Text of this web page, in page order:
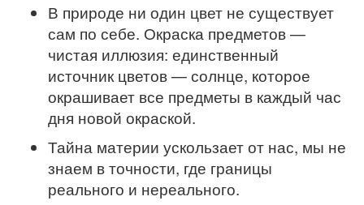
В природе ни один цвет не существует
сам по себе. Окраска предметов —
чистая иллюзия: единственный
источник цветов — солнце, которое
окрашивает все предметы в каждый час
дня новой окраской.
Тайна материи ускользает от нас, мы не
знаем в точности, где границы
реального и нереального.